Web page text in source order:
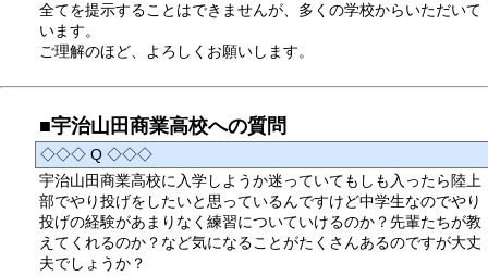
全てを提示することはできませんが、多くの学校からいただいて
います。
ご理解のほど、よろしくお願いします。
■宇治山田商業高校への質問
◇◇◇ Q ◇◇◇
宇治山田商業高校に入学しようか迷っていてもしも入ったら陸上
部でやり投げをしたいと思っているんですけど中学生なのでやり
投げの経験があまりなく練習についていけるのか？先輩たちが教
えてくれるのか？など気になることがたくさんあるのですが大丈
夫でしょうか？